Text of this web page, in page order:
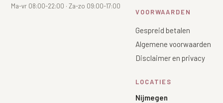
Ma-vr 08:00-22:00 · Za-zo 09:00-17:00
VOORWAARDEN
Gespreid betalen
Algemene voorwaarden
Disclaimer en privacy
LOCATIES
Nijmegen